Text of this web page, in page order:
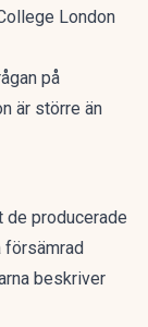
London
på
är större än
de producerade
försämrad
beskriver